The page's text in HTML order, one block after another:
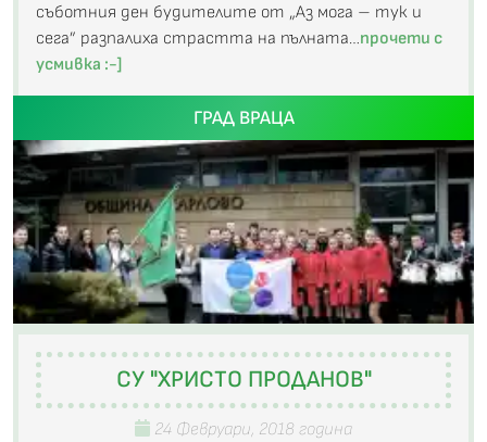
съботния ден будителите от „Аз мога – тук и
сега” разпалиха страстта на пълната…прочети с
усмивка :-]
ГРАД ВРАЦА
СУ "ХРИСТО ПРОДАНОВ"
24 Февруари, 2018 година